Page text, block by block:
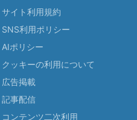
サイト利用規約
SNS利用ポリシー
AIポリシー
クッキーの利用について
広告掲載
記事配信
コンテンツ二次利用